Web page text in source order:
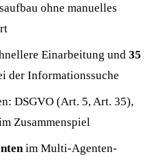
ohne manuelles
Einarbeitung und 35
der Informationssuche
DSGVO (Art. 5, Art. 35),
Zusammenspiel
im Multi-Agenten-